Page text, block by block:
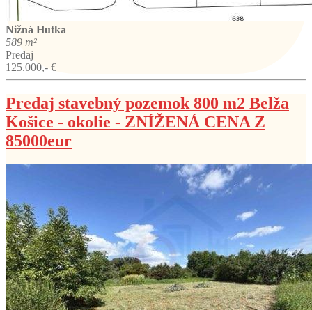
Nižná Hutka
589 m²
Predaj
125.000,- €
Predaj stavebný pozemok 800 m2 Belža
Košice - okolie - ZNÍŽENÁ CENA Z
85000eur